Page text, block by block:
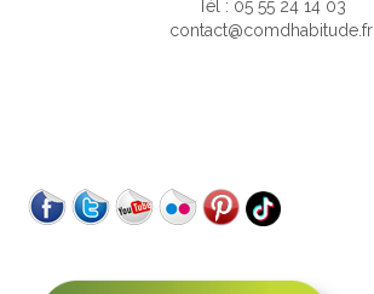
Tél : 05 55 24 14 03
contact@comdhabitude.fr